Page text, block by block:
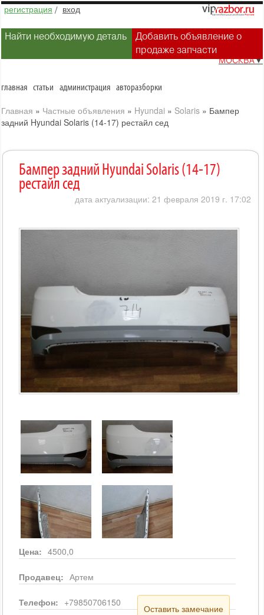
регистрация / вход
Найти необходимую деталь
Добавить объявление о
продаже запчасти
МОСКВА▼
главная статьи администрация авторазборки
Главная » Частные объявления » Hyundai » Solaris » Бампер
задний Hyundai Solaris (14-17) рестайл сед
Бампер задний Hyundai Solaris (14-17)
рестайл сед
дата актуализации: 21 февраля 2019 г. 17:02
Цена: 4500,0
Продавец: Артем
Телефон: +79850706150
Оставить замечание